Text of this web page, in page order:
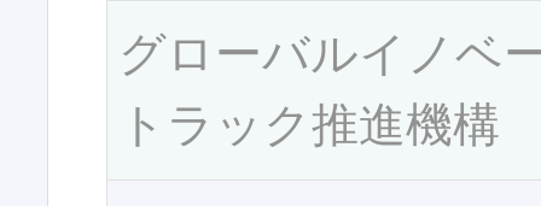
グローバルイノベ
トラック推進機構